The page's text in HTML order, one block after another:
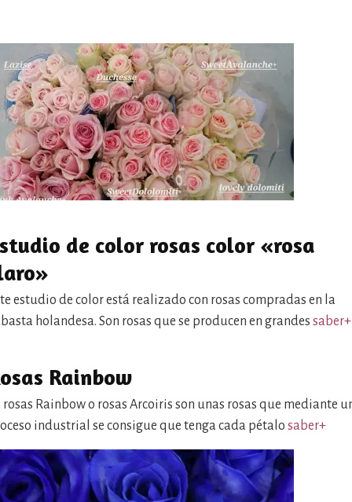
de color rosas color «rosa
estudio de color está realizado con rosas compradas en la
holandesa. Son rosas que se producen en grandes saber+
Rainbow
rosas Rainbow o rosas Arcoiris son unas rosas que mediante
industrial se consigue que tenga cada pétalo saber+